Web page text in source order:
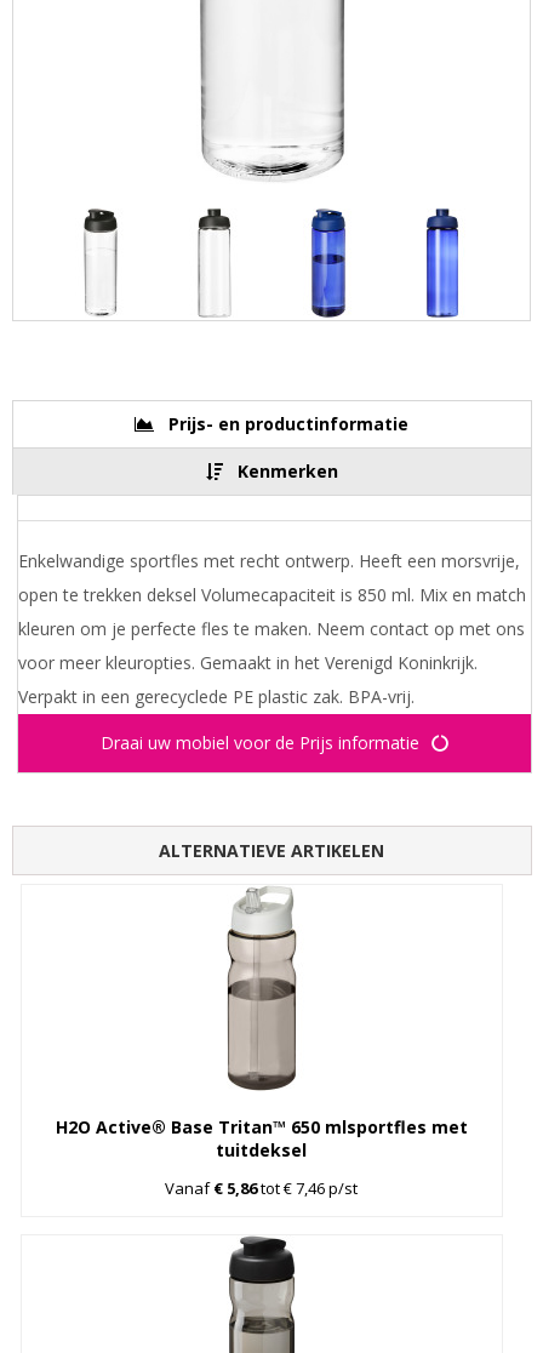
Prijs- en productinformatie
Kenmerken
Enkelwandige sportfles met recht ontwerp. Heeft een morsvrije,
open te trekken deksel Volumecapaciteit is 850 ml. Mix en match
kleuren om je perfecte fles te maken. Neem contact op met ons
voor meer kleuropties. Gemaakt in het Verenigd Koninkrijk.
Verpakt in een gerecyclede PE plastic zak. BPA-vrij.
Draai uw mobiel voor de Prijs informatie
ALTERNATIEVE ARTIKELEN
H2O Active® Base Tritan™ 650 mlsportfles met
tuitdeksel
Vanaf€ 5,86tot € 7,46 p/st